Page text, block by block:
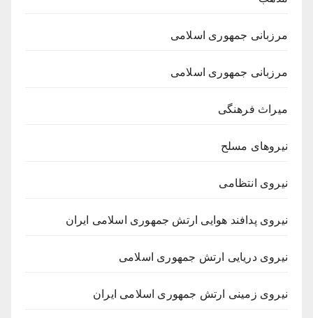
مرزبانی جمهوری اسلامی
مرزبانی جمهوری اسلامی
میراث فرهنگی
نیروهای مسلح
نیروی انتظامی
نیروی پدافند هوایی ارتش جمهوری اسلامی ایران
نیروی دریایی ارتش جمهوری اسلامی
نیروی زمینی ارتش جمهوری اسلامی ایران